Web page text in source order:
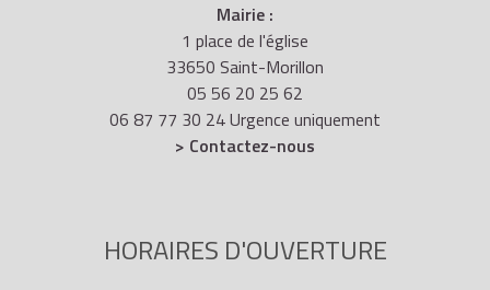
Mairie :
1 place de l'église
33650 Saint-Morillon
05 56 20 25 62
06 87 77 30 24 Urgence uniquement
> Contactez-nous
HORAIRES D'OUVERTURE